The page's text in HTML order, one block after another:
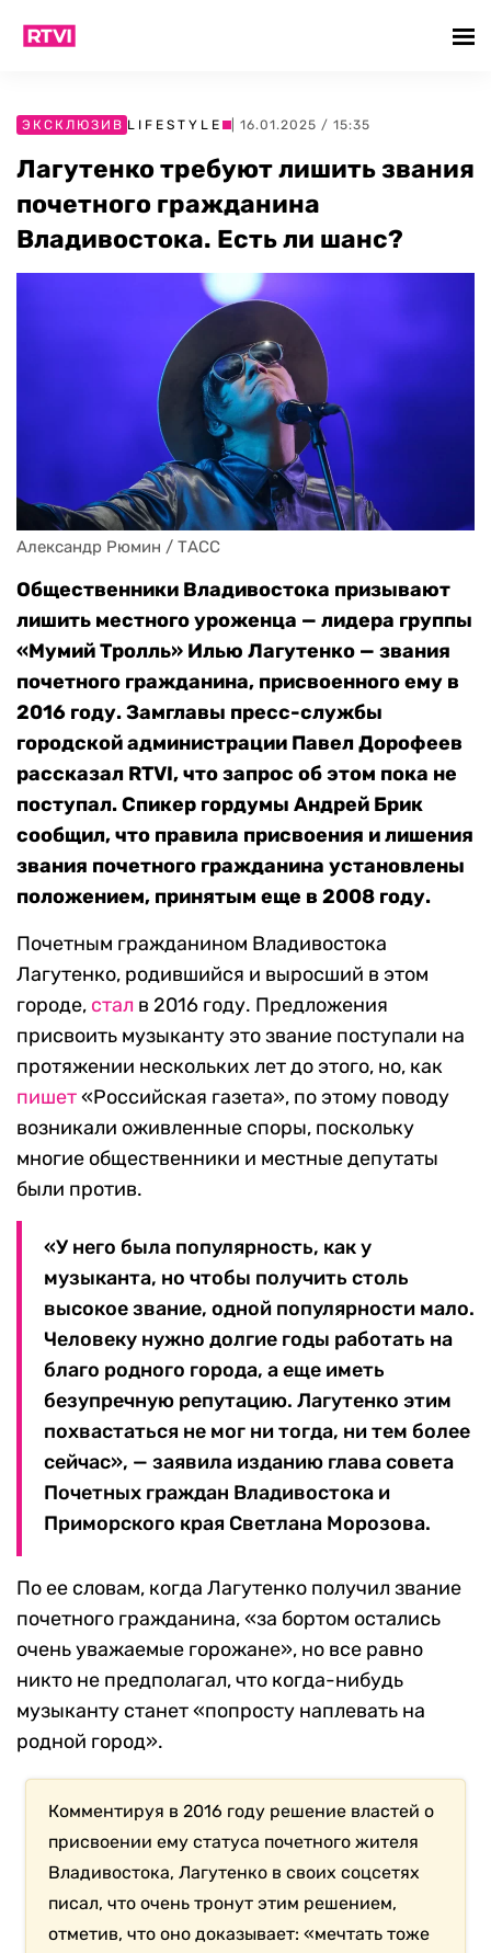
ЭКСКЛЮЗИВ LIFESTYLE | 16.01.2025 / 15:35
Лагутенко требуют лишить звания
почетного гражданина
Владивостока. Есть ли шанс?
Александр Рюмин / ТАСС
Общественники Владивостока призывают
лишить местного уроженца — лидера группы
«Мумий Тролль» Илью Лагутенко — звания
почетного гражданина, присвоенного ему в
2016 году. Замглавы пресс-службы
городской администрации Павел Дорофеев
рассказал RTVI, что запрос об этом пока не
поступал. Спикер гордумы Андрей Брик
сообщил, что правила присвоения и лишения
звания почетного гражданина установлены
положением, принятым еще в 2008 году.
Почетным гражданином Владивостока
Лагутенко, родившийся и выросший в этом
городе, стал в 2016 году. Предложения
присвоить музыканту это звание поступали на
протяжении нескольких лет до этого, но, как
пишет«Российская газета», по этому поводу
возникали оживленные споры, поскольку
многие общественники и местные депутаты
были против.
«У него была популярность, как у
музыканта, но чтобы получить столь
высокое звание, одной популярности мало.
Человеку нужно долгие годы работать на
благо родного города, а еще иметь
безупречную репутацию. Лагутенко этим
похвастаться не мог ни тогда, ни тем более
сейчас», — заявила изданию глава совета
Почетных граждан Владивостока и
Приморского края Светлана Морозова.
По ее словам, когда Лагутенко получил звание
почетного гражданина, «за бортом остались
очень уважаемые горожане», но все равно
никто не предполагал, что когда-нибудь
музыканту станет «попросту наплевать на
родной город».
Комментируя в 2016 году решение властей о
присвоении ему статуса почетного жителя
Владивостока, Лагутенко в своих соцсетях
писал, что очень тронут этим решением,
отметив, что оно доказывает: «мечтать тоже